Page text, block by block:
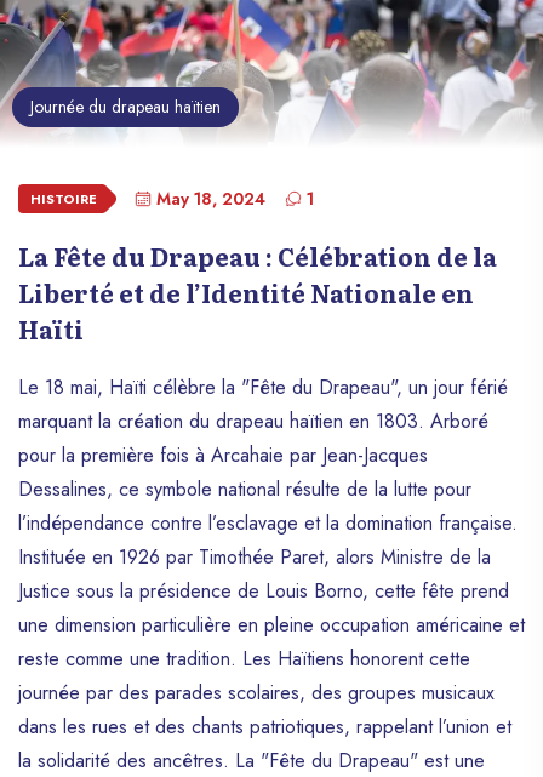
Journée du drapeau haïtien
HISTOIRE May 18, 2024 1
La Fête du Drapeau : Célébration de la
Liberté et de l’Identité Nationale en
Haïti
Le 18 mai, Haïti célèbre la "Fête du Drapeau", un jour férié
marquant la création du drapeau haïtien en 1803. Arboré
pour la première fois à Arcahaie par Jean-Jacques
Dessalines, ce symbole national résulte de la lutte pour
l’indépendance contre l’esclavage et la domination française.
Instituée en 1926 par Timothée Paret, alors Ministre de la
Justice sous la présidence de Louis Borno, cette fête prend
une dimension particulière en pleine occupation américaine et
reste comme une tradition. Les Haïtiens honorent cette
journée par des parades scolaires, des groupes musicaux
dans les rues et des chants patriotiques, rappelant l’union et
la solidarité des ancêtres. La "Fête du Drapeau" est une